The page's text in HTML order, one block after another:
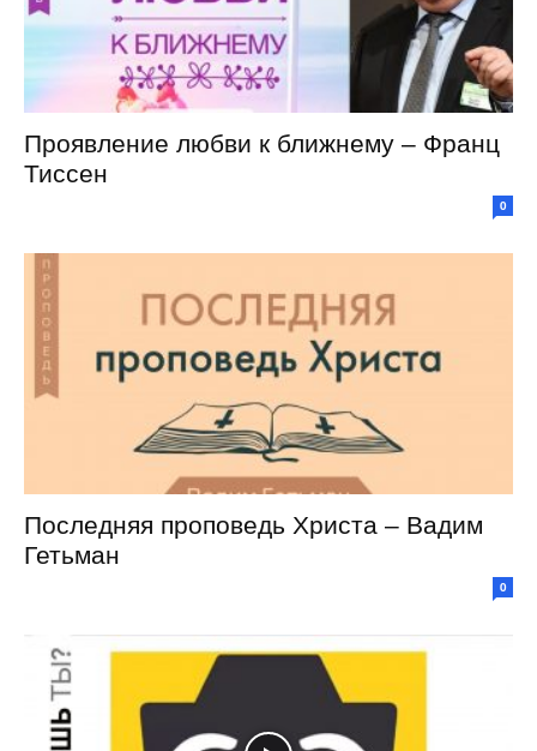
Проявление любви к ближнему – Франц
Тиссен
0
Последняя проповедь Христа – Вадим
Гетьман
0